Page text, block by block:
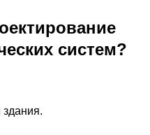
систем?